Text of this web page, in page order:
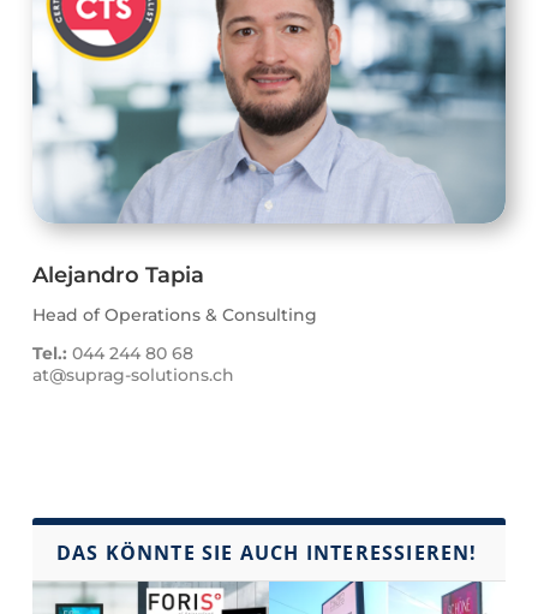
Alejandro Tapia
Head of Operations & Consulting
Tel.: 044 244 80 68
at@suprag-solutions.ch
DAS KÖNNTE SIE AUCH INTERESSIEREN!